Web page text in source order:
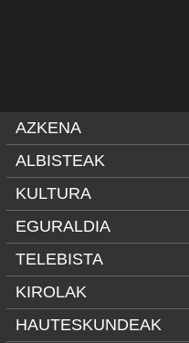
AZKENA
ALBISTEAK
KULTURA
EGURALDIA
TELEBISTA
KIROLAK
HAUTESKUNDEAK